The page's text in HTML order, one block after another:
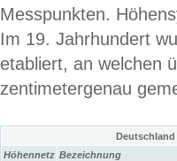
Messpunkten.
Im 19. Jahrhundert
etabliert, an welchen
zentimetergenau
Höhennetz Bezeichnung